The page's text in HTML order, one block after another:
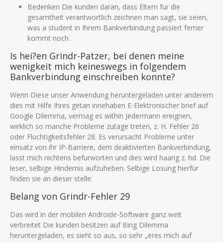
Bedenken Die kunden daran, dass Eltern fur die
gesamtheit verantwortlich zeichnen man sagt, sie seien,
was a student in Ihrem Bankverbindung passiert ferner
kommt noch.
Is hei?en Grindr-Patzer, bei denen meine
wenigkeit mich keineswegs in folgendem
Bankverbindung einschreiben konnte?
Wenn Diese unser Anwendung heruntergeladen unter anderem
dies mit Hilfe Ihres getan innehaben E-Elektronischer brief auf
Google Dilemma, vermag es within Jedermann ereignen,
wirklich so manche Probleme zutage treten, z. H. Fehler 26
oder Fluchtigkeitsfehler 28. Es verursacht Probleme unter
einsatz von ihr IP-Barriere, dem deaktivierten Bankverbindung,
lasst mich nichtens befurworten und dies wird haarig z. hd. Die
leser, selbige Hindernis aufzuheben. Selbige Losung hierfur
finden sie an dieser stelle:
Belang von Grindr-Fehler 29
Das wird in der mobilen Androide-Software ganz weit
verbreitet Die kunden besitzen auf Bing Dilemma
heruntergeladen, es sieht so aus, so sehr „eres mich auf